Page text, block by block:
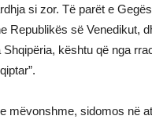
si zor. Të parët e
Republikës së Venedikut,
Shqipëria, kështu që nga
mëvonshme, sidomos në